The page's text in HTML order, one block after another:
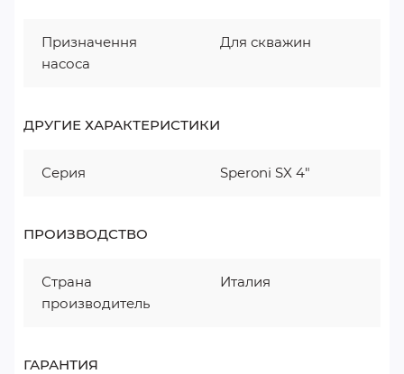
Призначення
насоса
Для скважин
ДРУГИЕ ХАРАКТЕРИСТИКИ
Серия Speroni SX 4"
ПРОИЗВОДСТВО
Страна
производитель
Италия
ГАРАНТИЯ